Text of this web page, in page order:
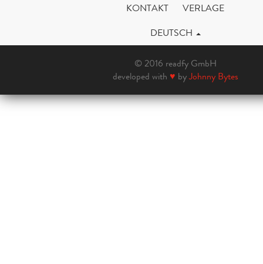
KONTAKT
VERLAGE
DEUTSCH
© 2016 readfy GmbH
developed with ♥ byJohnny Bytes